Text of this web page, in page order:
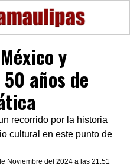
y
años de
recorrido por la historia
cultural en este punto de
Noviembre del 2024 a las 21:51